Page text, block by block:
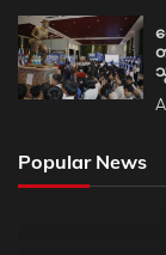
Popular News